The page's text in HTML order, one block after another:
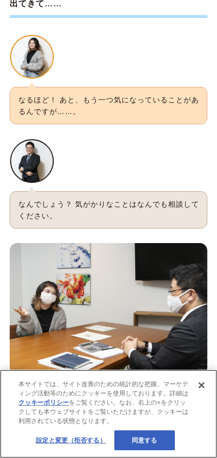
出てきて……
なるほど！ あと、もう一つ気になっていることがあ
るんですが……。
なんでしょう？ 気がかりなことはなんでも相談して
ください。
本サイトでは、サイト改善のための統計的な把握、マーケテ
ィング活動等のためにクッキーを使用しております。詳細は
クッキーポリシーをご覧ください。なお、右上の×をクリッ
クしても本ウェブサイトをご覧いただけますが、クッキーは
利用されている状態となります。
設定と変更（拒否する） 同意する